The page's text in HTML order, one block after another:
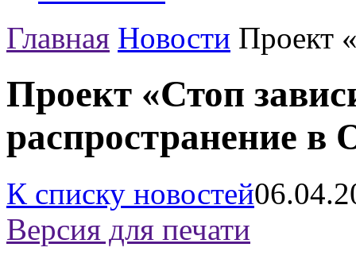
Главная Новости Проект
Проект «Стоп
распространение
К списку новостей
Версия для печати